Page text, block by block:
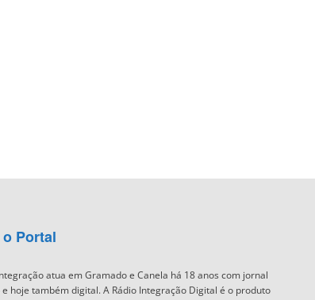
Portal
atua em Gramado e Canela há 18 anos com jornal
hoje também digital. A Rádio Integração Digital é o produto